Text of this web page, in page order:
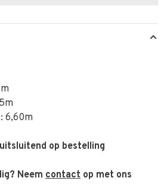
6,60m
op bestelling
Neem contact op met ons